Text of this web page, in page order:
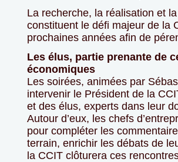
La recherche, la réalisation et
constituent le défi majeur de la
prochaines années afin de
Les élus, partie prenante de
économiques
Les soirées, animées par
intervenir le Président de la
et des élus, experts dans leur
Autour d’eux, les chefs
pour compléter les
terrain, enrichir les débats de
la CCIT clôturera ces